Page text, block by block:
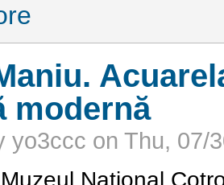
modernă
yo3ccc on Thu, 07/
Muzeul Național